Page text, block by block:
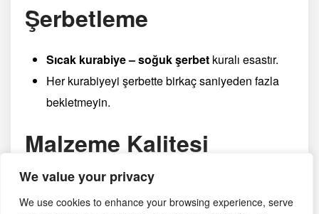
We value your privacy
We use cookies to enhance your browsing experience, serve
Şerbetleme
Sıcak kurabiye – soğuk şerbet kuralı esastır.
Her kurabiyeyi şerbette birkaç saniyeden fazla
bekletmeyin.
Malzeme Kalitesi
Zeytinyağının aroması kurabiyenin tadını belirgin
şekilde etkiler.